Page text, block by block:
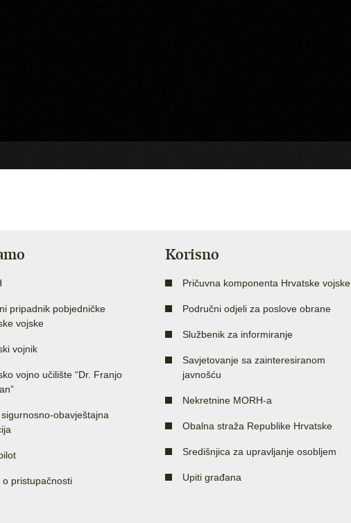
pripadnik pobjedničke
vojske
vojnik
vojno učilište “Dr. Franjo
obavještajna
o pristupačnosti
Korisno
Pričuvna komponenta Hrvatske vojske
Područni odjeli za poslove obrane
Službenik za informiranje
Savjetovanje sa zainteresiranom
javnošću
Nekretnine MORH-a
Obalna straža Republike Hrvatske
Središnjica za upravljanje osobljem
Upiti građana